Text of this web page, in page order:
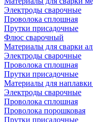
Электроды сварочные
Проволока сплошная
Прутки присадочные
Флюс сварочный
Материалы для сварки
Электроды сварочные
Проволока сплошная
Прутки присадочные
Материалы для наплавки
Электроды сварочные
Проволока сплошная
Проволока порошковая
Прутки присадочные